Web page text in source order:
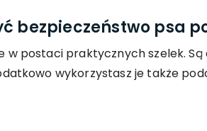
bezpieczeństwo psa
w postaci praktycznych szelek.
wykorzystasz je także